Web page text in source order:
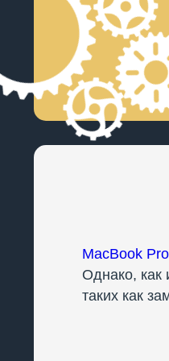
MacBook
Однако, как
таких как